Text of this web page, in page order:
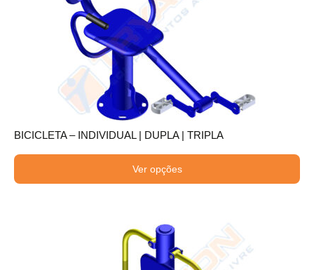
BICICLETA – INDIVIDUAL | DUPLA | TRIPLA
Ver opções